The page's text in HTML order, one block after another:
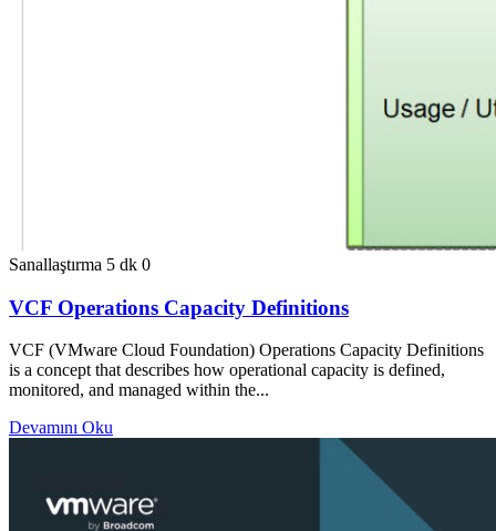
Sanallaştırma 5 dk 0
VCF Operations Capacity Definitions
VCF (VMware Cloud Foundation) Operations Capacity Definitions
is a concept that describes how operational capacity is defined,
monitored, and managed within the...
Devamını Oku